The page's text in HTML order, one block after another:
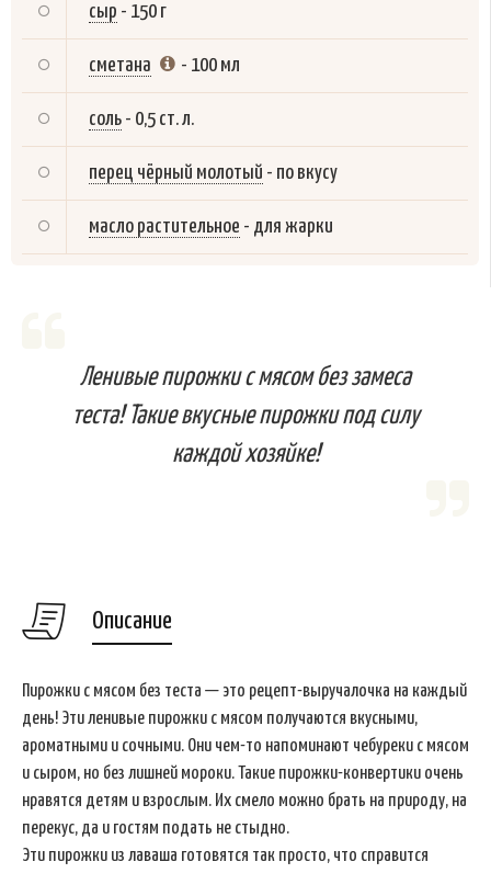
сыр - 150 г
сметана - 100 мл
соль - 0,5 ст. л.
перец чёрный молотый - по вкусу
масло растительное - для жарки
Ленивые пирожки с мясом без замеса
теста! Такие вкусные пирожки под силу
каждой хозяйке!
Описание
Пирожки с мясом без теста — это рецепт-выручалочка на каждый
день! Эти ленивые пирожки с мясом получаются вкусными,
ароматными и сочными. Они чем-то напоминают чебуреки с мясом
и сыром, но без лишней мороки. Такие пирожки-конвертики очень
нравятся детям и взрослым. Их смело можно брать на природу, на
перекус, да и гостям подать не стыдно.
Эти пирожки из лаваша готовятся так просто, что справится